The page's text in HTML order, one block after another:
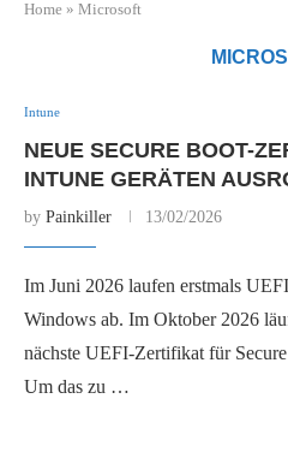
Home » Microsoft
Intune
NEUE SECURE BOOT-
INTUNE GERÄTEN
by Painkiller 13/02/2026
Im Juni 2026 laufen erstmals
Windows ab. Im Oktober 2026
nächste UEFI-Zertifikat für
Um das zu …